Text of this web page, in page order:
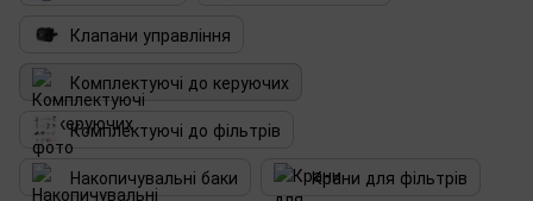
Клапани управління
Комплектуючі до керуючих
Комплектуючі до фільтрів
Накопичувальні баки
Крани для фільтрів